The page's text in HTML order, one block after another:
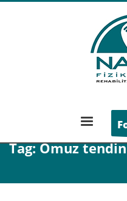
POSTS
Tag: Omuz